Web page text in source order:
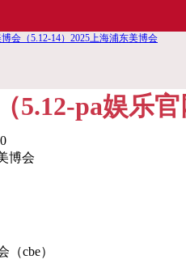
会（5.12-14）2025上海浦东美博会
5.12-pa娱乐
博会
cbe）